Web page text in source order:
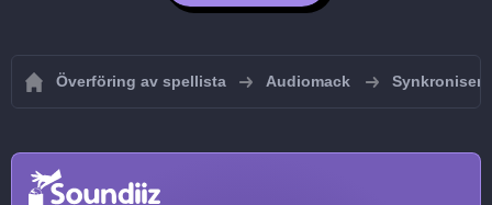
Överföring av spellista Audiomack